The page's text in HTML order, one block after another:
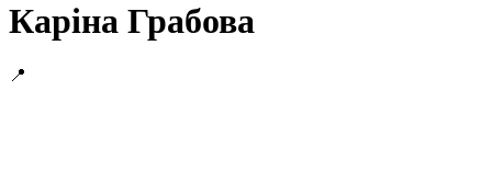
Каріна Грабова
📍